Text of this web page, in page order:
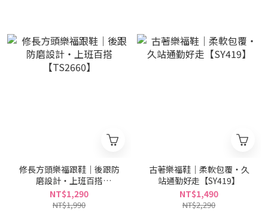
修長方頭樂福跟鞋｜後跟防
磨設計・上班百搭
【TS2660】
NT$1,290
NT$1,990
古著樂福鞋｜柔軟包覆・久
站通勤好走【SY419】
NT$1,490
NT$2,290